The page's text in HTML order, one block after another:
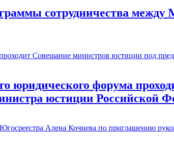
сотрудничества
юридического форума
юстиции Российской